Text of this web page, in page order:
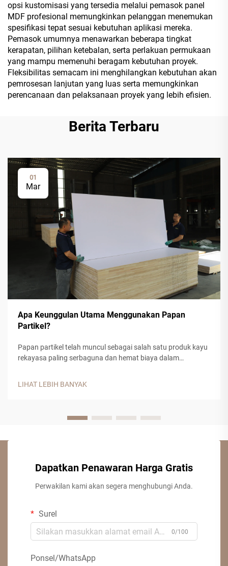
opsi kustomisasi yang tersedia melalui pemasok panel
MDF profesional memungkinkan pelanggan menemukan
spesifikasi tepat sesuai kebutuhan aplikasi mereka.
Pemasok umumnya menawarkan beberapa tingkat
kerapatan, pilihan ketebalan, serta perlakuan permukaan
yang mampu memenuhi beragam kebutuhan proyek.
Fleksibilitas semacam ini menghilangkan kebutuhan akan
pemrosesan lanjutan yang luas serta memungkinkan
perencanaan dan pelaksanaan proyek yang lebih efisien.
Berita Terbaru
01
Mar
Apa Keunggulan Utama Menggunakan Papan
Partikel?
Papan partikel telah muncul sebagai salah satu produk kayu
rekayasa paling serbaguna dan hemat biaya dalam
LIHAT LEBIH BANYAK
Dapatkan Penawaran Harga Gratis
Perwakilan kami akan segera menghubungi Anda.
Surel
0/100
Ponsel/WhatsApp